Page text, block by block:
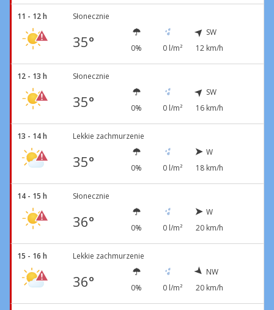
11 - 12 h Słonecznie
35° 0% 0 l/m²
SW
12 km/h
12 - 13 h Słonecznie
35° 0% 0 l/m²
SW
16 km/h
13 - 14 h Lekkie zachmurzenie
35° 0% 0 l/m²
W
18 km/h
14 - 15 h Słonecznie
36° 0% 0 l/m²
W
20 km/h
15 - 16 h Lekkie zachmurzenie
36° 0% 0 l/m²
NW
20 km/h